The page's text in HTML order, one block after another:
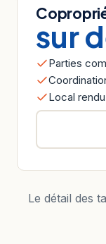
sur
Parties
Local
Le détail des